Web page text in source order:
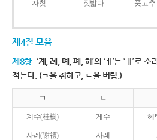
자칫
짓밟다 풋고추
제4절 모음
제8항 ‘계, 례, 몌, 폐, 혜’의 ‘ㅖ’는 ‘ㅔ’로
적는다. (ㄱ을 취하고, ㄴ을 버림.)
ㄱ ㄴ
계수(桂樹) 게수 혜
사례(謝禮) 사레